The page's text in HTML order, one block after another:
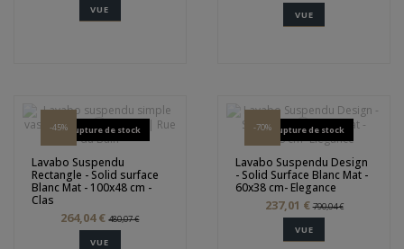
VUE
VUE
-45%Rupture de stock
Lavabo Suspendu
Rectangle - Solid surface
Blanc Mat - 100x48 cm -
Clas
264,04 €480,07 €
VUE
-70%Rupture de stock
Lavabo Suspendu Design
- Solid Surface Blanc Mat -
60x38 cm- Elegance
237,01 €790,04 €
VUE